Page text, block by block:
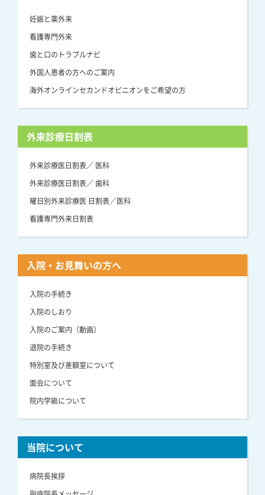
妊娠と薬外来
看護専門外来
歯と口のトラブルナビ
外国人患者の方へのご案内
海外オンラインセカンドオピニオンをご希望の方
外来診療日割表
外来診療医日割表／ 医科
外来診療医日割表／ 歯科
曜日別外来診療医 日割表／医科
看護専門外来日割表
入院・お見舞いの方へ
入院の手続き
入院のしおり
入院のご案内（動画）
退院の手続き
特別室及び差額室について
面会について
院内学級について
当院について
病院長挨拶